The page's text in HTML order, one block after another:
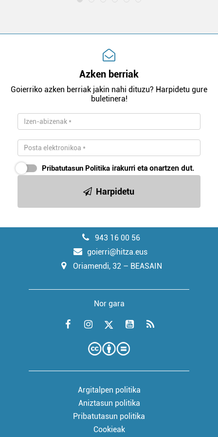
Azken berriak
Goierriko azken berriak jakin nahi dituzu? Harpidetu gure
buletinera!
Pribatutasun Politika irakurri eta onartzen dut.
Harpidetu
943 16 00 56
goierri@hitza.eus
Oriamendi, 32 – BEASAIN
Nor gara
Argitalpen politika
Aniztasun politika
Pribatutasun politika
Cookieak